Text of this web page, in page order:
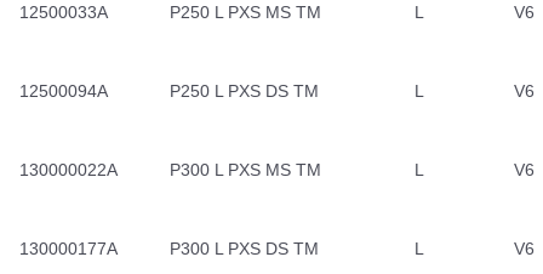
12500033A P250 L PXS MS TM L V6
12500094A P250 L PXS DS TM L V6
130000022A P300 L PXS MS TM L V6
130000177A P300 L PXS DS TM L V6